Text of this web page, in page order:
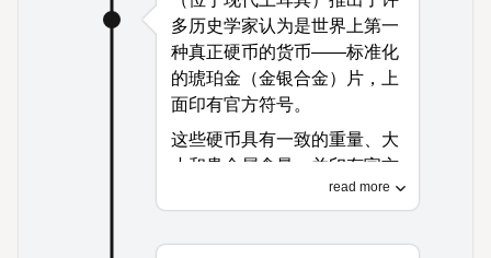
多历史学家认为是世界上第一
种真正硬币的货币——标准化
的琥珀金（金银合金）片，上
面印有官方符号。
这些硬币具有一致的重量、大
小和贵金属含量，并印有官方
政府徽章，保证其真实性和价
read more